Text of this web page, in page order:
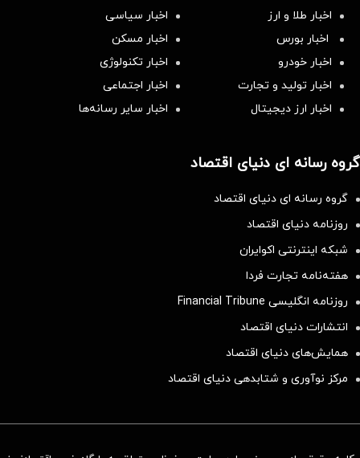
اخبار طلا و ارز
اخبار سیاسی
اخبار بورس
اخبار مسکن
اخبار خودرو
اخبار تکنولوژی
اخبار تولید و تجارت
اخبار اجتماعی
اخبار ارز دیجیتال
اخبار سایر رسانه‌‌ها
گروه رسانه ای دنیای اقتصاد
گروه رسانه ای دنیای اقتصاد
روزنامه دنیای اقتصاد
شبکه اینترنتی اکوایران
هفته‌نامه تجارت فردا
روزنامه انگلیسی Financial Tribune
انتشارات دنیای اقتصاد
همایش‌های دنیای اقتصاد
مرکز نوآوری و شتابدهی دنیای اقتصاد